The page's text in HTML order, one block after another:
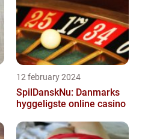
12 february 2024
SpilDanskNu: Danmarks
hyggeligste online casino